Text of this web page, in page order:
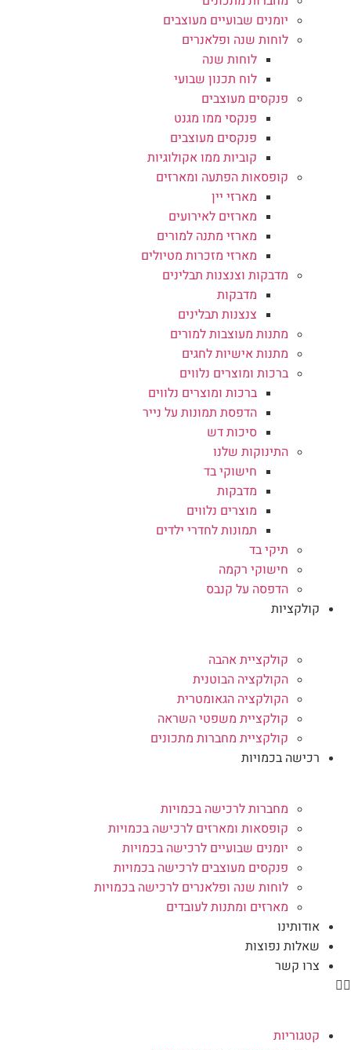
יומנים שבועיים מעוצבים
לוחות שנה ופלאנרים
לוחות שנה
לוח תכנון שבועי
פנקסים מעוצבים
פנקסי ממו מגנט
פנקסים מעוצבים
קוביות ממו אקולוגיות
קופסאות הפתעה ומארזים
מארזי יין
מארזים לאירועים
מארזי מתנה למורים
מארזי מזכרות מטיולים
מדבקות וצנצנות תבלינים
מדבקות
צנצנות תבלינים
מתנות מעוצבות למורים
מתנות אישיות לחגים
ברכות ומוצרים נלווים
ברכות ומוצרים נלווים
הדפסת תמונות על נייר
סיכות דש
התינוקות שלנו
חישוקי בד
מדבקות
מוצרים נלווים
תמונות לחדרי ילדים
תיקי בד
חישוקי רקמה
הדפסה על קנבס
קולקציות
קולקציית אהבה
הקולקציה הבוטנית
הקולקציה הגאומטרית
קולקציית משפטי השראה
קולקציית מחברות מתכונים
רכישה בכמויות
מחברות לרכישה בכמויות
קופסאות ומארזים לרכישה בכמויות
יומנים שבועיים לרכישה בכמויות
פנקסים מעוצבים לרכישה בכמויות
לוחות שנה ופלאנרים לרכישה בכמויות
מארזים ומתנות לעובדים
אודותינו
שאלות נפוצות
צרו קשר
קטגוריות